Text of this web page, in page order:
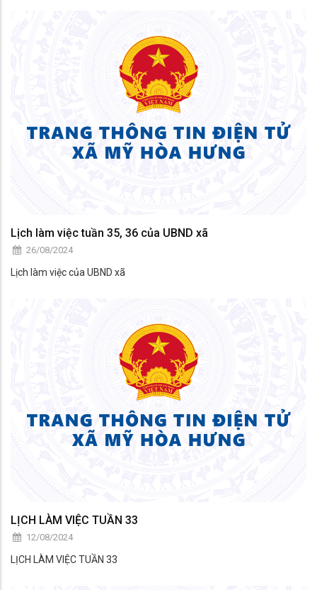
Lịch làm việc tuần 35, 36 của UBND xã
26/08/2024
Lịch làm việc của UBND xã
LỊCH LÀM VIỆC TUẦN 33
12/08/2024
LỊCH LÀM VIỆC TUẦN 33